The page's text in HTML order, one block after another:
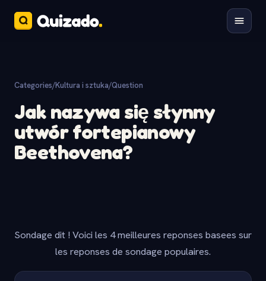
Categories/Kultura i sztuka/Question
Jak nazywa się słynny
utwór fortepianowy
Beethovena?
Sondage dit ! Voici les 4 meilleures reponses basees sur
les reponses de sondage populaires.